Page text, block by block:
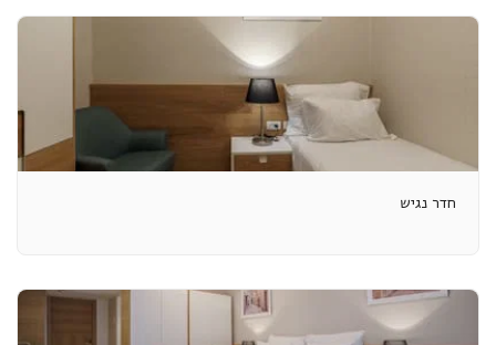
חדר נגיש